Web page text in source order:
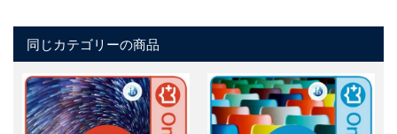
同じカテゴリーの商品